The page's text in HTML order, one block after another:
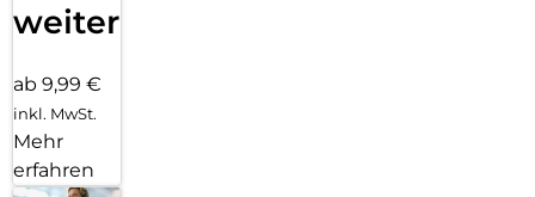
weiter
ab 9,99 €
inkl. MwSt.
Mehr
erfahren